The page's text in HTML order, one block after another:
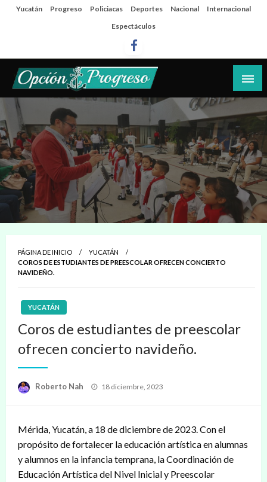
SaltaYucatán Progreso Policiacas Deportes Nacional
Internacional
Espectáculos
Opción Progreso
Las noticias del día a día del puerto
PÁGINA DE INICIO
YUCATÁN
COROS DE ESTUDIANTES DE PREESCOLAR OFRECEN CONCIERTO
NAVIDEÑO.
YUCATÁN
Coros de estudiantes de preescolar
ofrecen concierto navideño.
Roberto Nah
Publicado
18 diciembre, 2023
Mérida, Yucatán, a 18 de diciembre de 2023. Con el
propósito de fortalecer la educación artística en alumnas
y alumnos en la infancia temprana, la Coordinación de
Educación Artística del Nivel Inicial y Preescolar